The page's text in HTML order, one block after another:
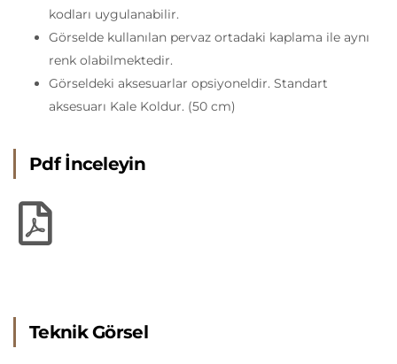
kodları uygulanabilir.
Görselde kullanılan pervaz ortadaki kaplama ile aynı
renk olabilmektedir.
Görseldeki aksesuarlar opsiyoneldir. Standart
aksesuarı Kale Koldur. (50 cm)
Pdf İnceleyin
Teknik Görsel